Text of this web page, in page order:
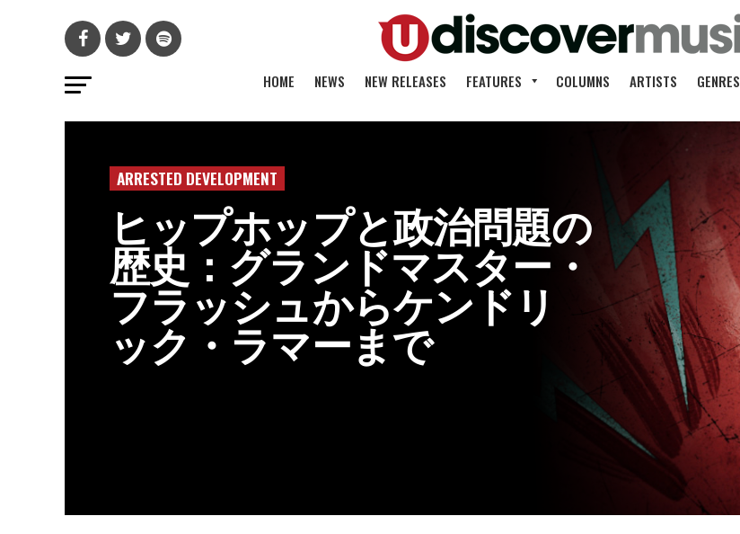
HOME NEWS NEW RELEASES FEATURES COLUMNS ARTISTS GENRES
ARRESTED DEVELOPMENT
ヒップホップと政治問題の
歴史：グランドマスター・
フラッシュからケンドリ
ック・ラマーまで